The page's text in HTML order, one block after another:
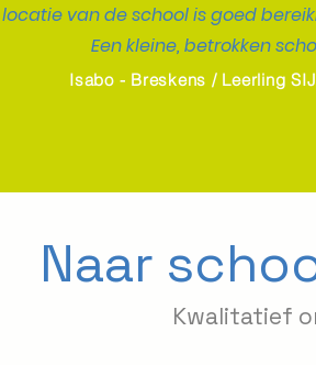
locatie van de school is goed
Een kleine, betrokken
Isabo - Breskens / Leerling
Naar
Kwalitatief